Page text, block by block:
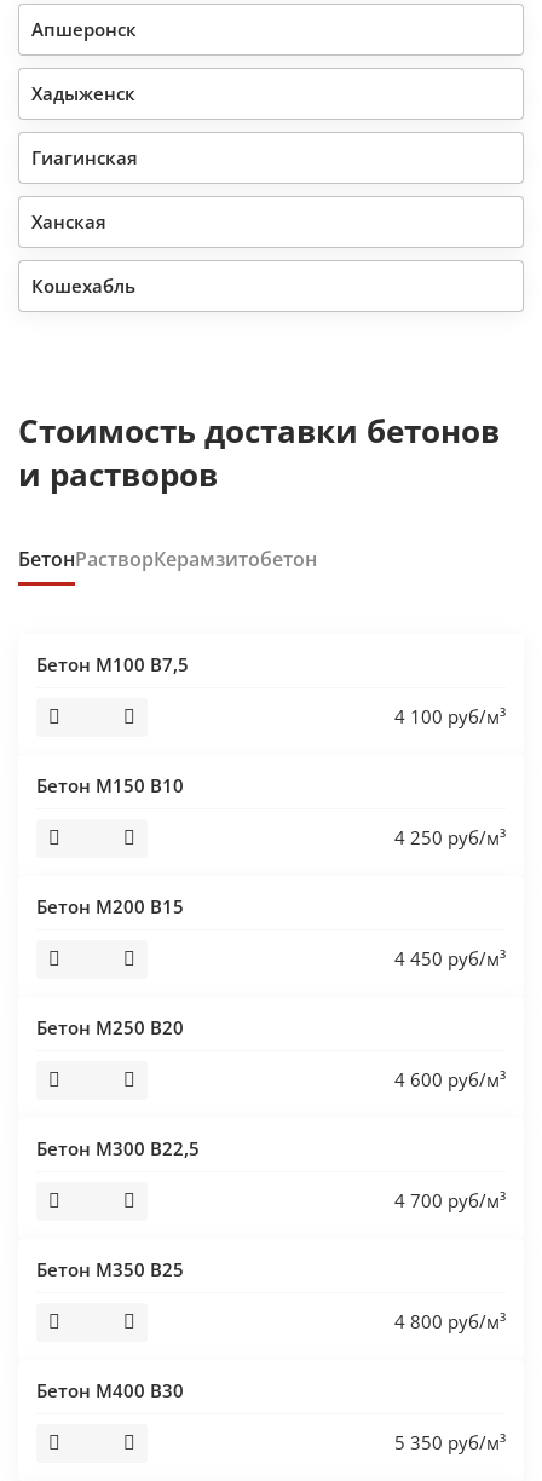
Апшеронск
Хадыженск
Гиагинская
Ханская
Кошехабль
Стоимость доставки бетонов
и растворов
БетонРастворКерамзитобетон
Бетон М100 В7,5
4 100 руб/м³
Бетон М150 В10
4 250 руб/м³
Бетон М200 В15
4 450 руб/м³
Бетон М250 В20
4 600 руб/м³
Бетон М300 В22,5
4 700 руб/м³
Бетон М350 В25
4 800 руб/м³
Бетон М400 В30
5 350 руб/м³